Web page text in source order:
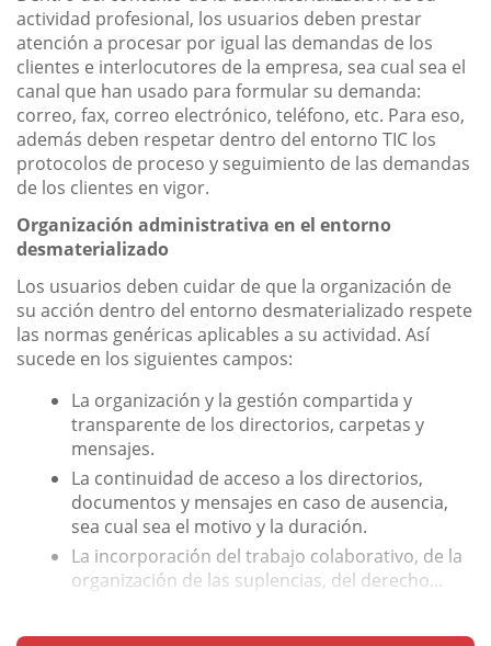
actividad profesional, los usuarios deben prestar
atención a procesar por igual las demandas de los
clientes e interlocutores de la empresa, sea cual sea el
canal que han usado para formular su demanda:
correo, fax, correo electrónico, teléfono, etc. Para eso,
además deben respetar dentro del entorno TIC los
protocolos de proceso y seguimiento de las demandas
de los clientes en vigor.
Organización administrativa en el entorno
desmaterializado
Los usuarios deben cuidar de que la organización de
su acción dentro del entorno desmaterializado respete
las normas genéricas aplicables a su actividad. Así
sucede en los siguientes campos:
La organización y la gestión compartida y
transparente de los directorios, carpetas y
mensajes.
La continuidad de acceso a los directorios,
documentos y mensajes en caso de ausencia,
sea cual sea el motivo y la duración.
La incorporación del trabajo colaborativo, de la
organización de las suplencias, del derecho...